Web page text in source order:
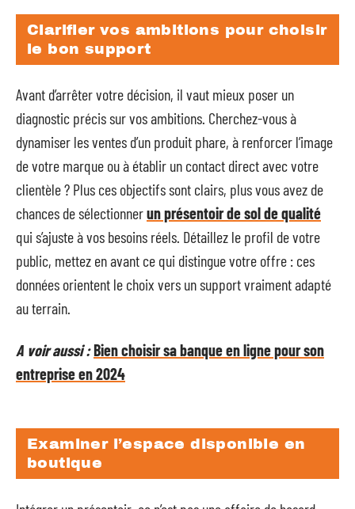
Clarifier vos ambitions pour choisir
le bon support
Avant d’arrêter votre décision, il vaut mieux poser un
diagnostic précis sur vos ambitions. Cherchez-vous à
dynamiser les ventes d’un produit phare, à renforcer l’image
de votre marque ou à établir un contact direct avec votre
clientèle ? Plus ces objectifs sont clairs, plus vous avez de
chances de sélectionnerun présentoir de sol de qualité
qui s’ajuste à vos besoins réels. Détaillez le profil de votre
public, mettez en avant ce qui distingue votre offre : ces
données orientent le choix vers un support vraiment adapté
au terrain.
A voir aussi :Bien choisir sa banque en ligne pour son
entreprise en 2024
Examiner l’espace disponible en
boutique